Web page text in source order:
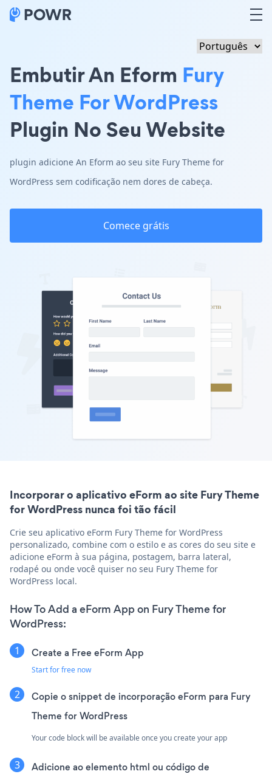
Embutir An Eform Fury
Theme For WordPress
Plugin No Seu Website
plugin adicione An Eform ao seu site Fury Theme for
WordPress sem codificação nem dores de cabeça.
Comece grátis
Incorporar o aplicativo eForm ao site Fury Theme
for WordPress nunca foi tão fácil
Crie seu aplicativo eForm Fury Theme for WordPress
personalizado, combine com o estilo e as cores do seu site e
adicione eForm à sua página, postagem, barra lateral,
rodapé ou onde você quiser no seu Fury Theme for
WordPress local.
How To Add a eForm App on Fury Theme for
WordPress:
Create a Free eForm App
Start for free now
Copie o snippet de incorporação eForm para Fury
Theme for WordPress
Your code block will be available once you create your app
Adicione ao elemento html ou código de